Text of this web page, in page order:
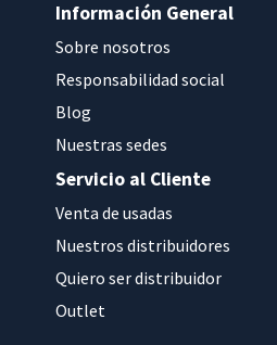
Información General
Sobre nosotros
Responsabilidad social
Blog
Nuestras sedes
Servicio al Cliente
Venta de usadas
Nuestros distribuidores
Quiero ser distribuidor
Outlet